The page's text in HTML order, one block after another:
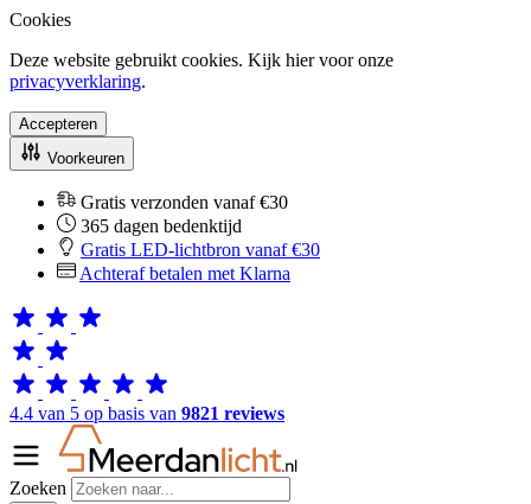
Cookies
Deze website gebruikt cookies. Kijk hier voor onze
privacyverklaring.
Accepteren
Voorkeuren
Gratis verzonden vanaf €30
365 dagen bedenktijd
Gratis LED-lichtbron vanaf €30
Achteraf betalen met Klarna
4.4 van 5 op basis van 9821 reviews
Zoeken